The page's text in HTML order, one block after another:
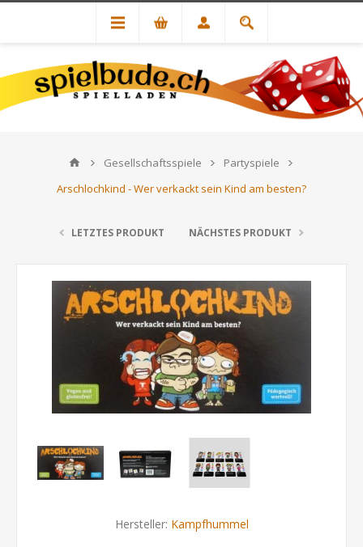
Gesellschaftsspiele
Partyspiele
Arschlochkind - Wer verkackt sein Kind am besten?
LETZTES PRODUKT NÄCHSTES PRODUKT
Hersteller: Kampfhummel